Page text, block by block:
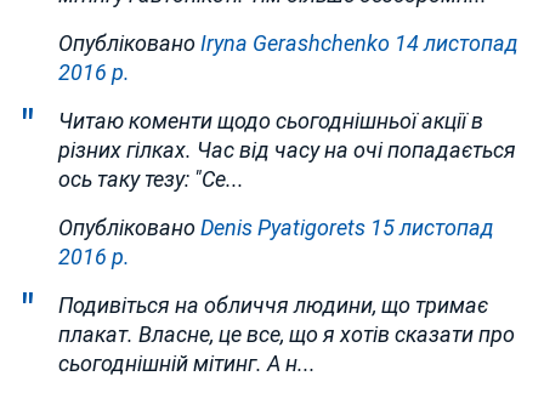
ОпублікованоIryna Gerashchenko 14 листопад
2016 р.
Читаю коменти щодо сьогоднішньої акції в
різних гілках. Час від часу на очі попадається
ось таку тезу: "Се...
ОпублікованоDenis Pyatigorets 15 листопад
2016 р.
Подивіться на обличчя людини, що тримає
плакат. Власне, це все, що я хотів сказати про
сьогоднішній мітинг. А н...